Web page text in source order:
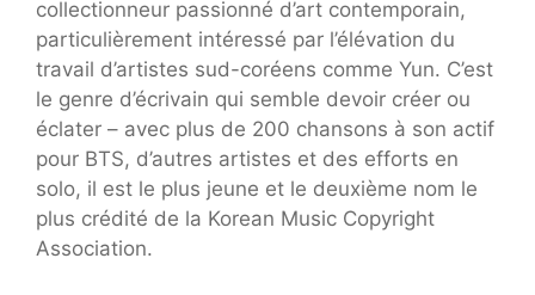
collectionneur passionné d’art contemporain,
particulièrement intéressé par l’élévation du
travail d’artistes sud-coréens comme Yun. C’est
le genre d’écrivain qui semble devoir créer ou
éclater – avec plus de 200 chansons à son actif
pour BTS, d’autres artistes et des efforts en
solo, il est le plus jeune et le deuxième nom le
plus crédité de la Korean Music Copyright
Association.